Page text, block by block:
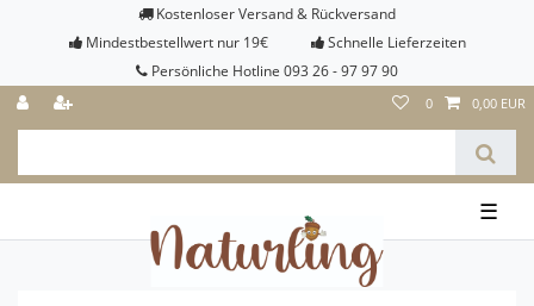
Kostenloser Versand & Rückversand
Mindestbestellwert nur 19€
Schnelle Lieferzeiten
Persönliche Hotline 093 26 - 97 97 90
0 0,00 EUR
☰